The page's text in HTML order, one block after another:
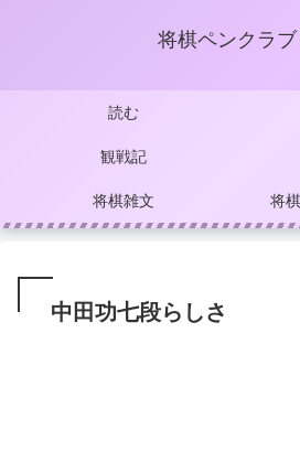
将棋ペンクラ
読む
観戦記
将棋雑文 将
中田功七段らしさ